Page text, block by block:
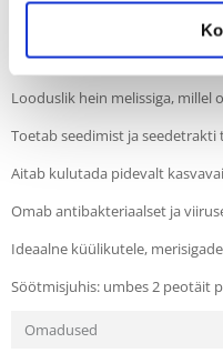
stimuleerib seedimist ning
Peamised omadused ja
Looduslik hein melissiga, millel
Toetab seedimist ja seedetrakti
Aitab kulutada pidevalt
Omab antibakteriaalset ja
Ideaalne küülikutele,
Söötmisjuhis: umbes 2 peotäit
Omadused